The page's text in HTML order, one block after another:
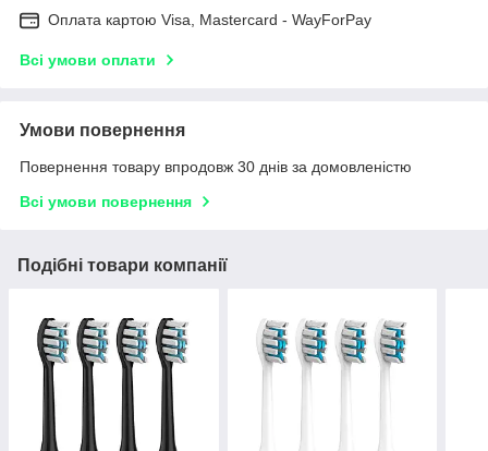
Оплата картою Visa, Mastercard - WayForPay
Всі умови оплати
Умови повернення
Повернення товару впродовж 30 днів за домовленістю
Всі умови повернення
Подібні товари компанії